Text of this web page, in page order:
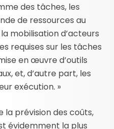
des tâches, les
de ressources au
mobilisation d’acteurs
requises sur les tâches
en œuvre d’outils
et, d’autre part, les
exécution. »
la prévision des coûts,
évidemment la plus